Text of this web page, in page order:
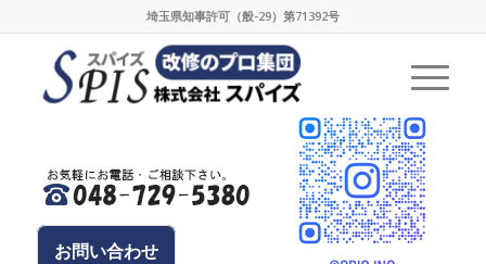
埼玉県知事許可（般-29）第71392号
お問い合わせ